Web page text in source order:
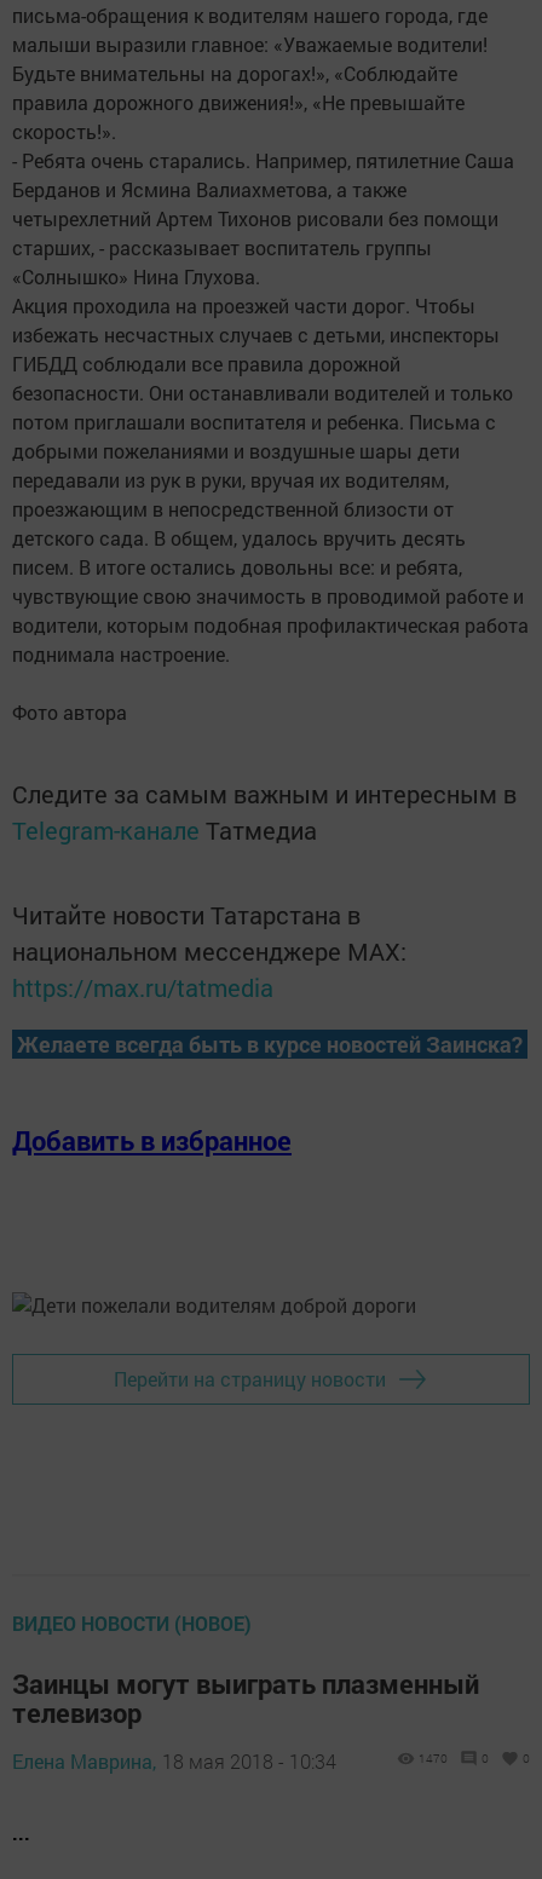
письма-обращения к водителям нашего города, где
малыши выразили главное: «Уважаемые водители!
Будьте внимательны на дорогах!», «Соблюдайте
правила дорожного движения!», «Не превышайте
скорость!».
- Ребята очень старались. Например, пятилетние Саша
Берданов и Ясмина Валиахметова, а также
четырехлетний Артем Тихонов рисовали без помощи
старших, - рассказывает воспитатель группы
«Солнышко» Нина Глухова.
Акция проходила на проезжей части дорог. Чтобы
избежать несчастных случаев с детьми, инспекторы
ГИБДД соблюдали все правила дорожной
безопасности. Они останавливали водителей и только
потом приглашали воспитателя и ребенка. Письма с
добрыми пожеланиями и воздушные шары дети
передавали из рук в руки, вручая их водителям,
проезжающим в непосредственной близости от
детского сада. В общем, удалось вручить десять
писем. В итоге остались довольны все: и ребята,
чувствующие свою значимость в проводимой работе и
водители, которым подобная профилактическая работа
поднимала настроение.
Фото автора
Следите за самым важным и интересным в
Telegram-канале Татмедиа
Читайте новости Татарстана в
национальном мессенджере MАХ:
https://max.ru/tatmedia
Желаете всегда быть в курсе новостей Заинска?
Добавить в избранное
Перейти на страницу новости
ВИДЕО НОВОСТИ (НОВОЕ)
Заинцы могут выиграть плазменный
телевизор
Елена Маврина, 18 мая 2018 - 10:34 1470 0 0
...